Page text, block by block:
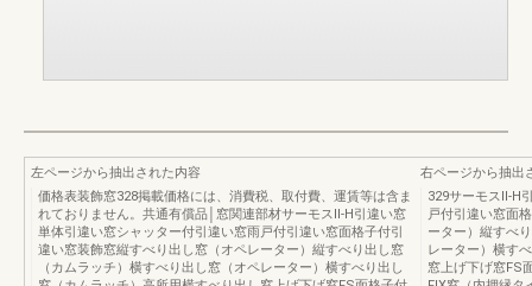
左ページから抽出された内容
価格表装飾窓328掲載価格には、消費税、取付費、運賃等は含ま
れておりません。共通有償品│窓関連部材サーモスⅡ-H引違い窓
単体引違い窓シャッター付引違い窓雨戸付引違い窓面格子付引
違い窓装飾窓縦すべり出し窓（オペレーター）縦すべり出し窓
（カムラッチ）横すべり出し窓（オペレーター）横すべり出し
右ページから抽出
329サーモスⅡ-H
戸付引違い窓面
ーター）縦すべ
レーター）横す
窓上げ下げ窓FS